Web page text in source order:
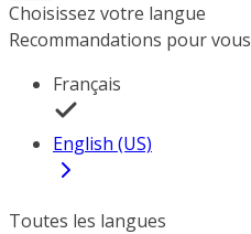
Choisissez votre langue
Recommandations pour vous
Français
English (US)
Toutes les langues